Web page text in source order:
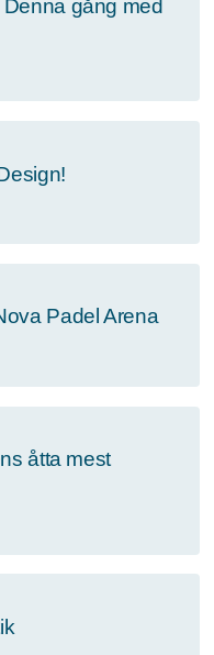
gång med
Padel Arena
åtta mest